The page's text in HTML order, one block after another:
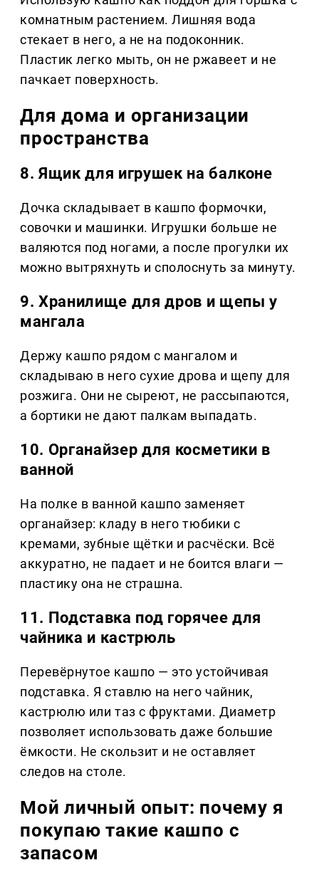
комнатным растением. Лишняя вода
стекает в него, а не на подоконник.
Пластик легко мыть, он не ржавеет и не
пачкает поверхность.
Для дома и организации
пространства
8. Ящик для игрушек на балконе
Дочка складывает в кашпо формочки,
совочки и машинки. Игрушки больше не
валяются под ногами, а после прогулки их
можно вытряхнуть и сполоснуть за минуту.
9. Хранилище для дров и щепы у
мангала
Держу кашпо рядом с мангалом и
складываю в него сухие дрова и щепу для
розжига. Они не сыреют, не рассыпаются,
а бортики не дают палкам выпадать.
10. Органайзер для косметики в
ванной
На полке в ванной кашпо заменяет
органайзер: кладу в него тюбики с
кремами, зубные щётки и расчёски. Всё
аккуратно, не падает и не боится влаги —
пластику она не страшна.
11. Подставка под горячее для
чайника и кастрюль
Перевёрнутое кашпо — это устойчивая
подставка. Я ставлю на него чайник,
кастрюлю или таз с фруктами. Диаметр
позволяет использовать даже большие
ёмкости. Не скользит и не оставляет
следов на столе.
Мой личный опыт: почему я
покупаю такие кашпо с
запасом